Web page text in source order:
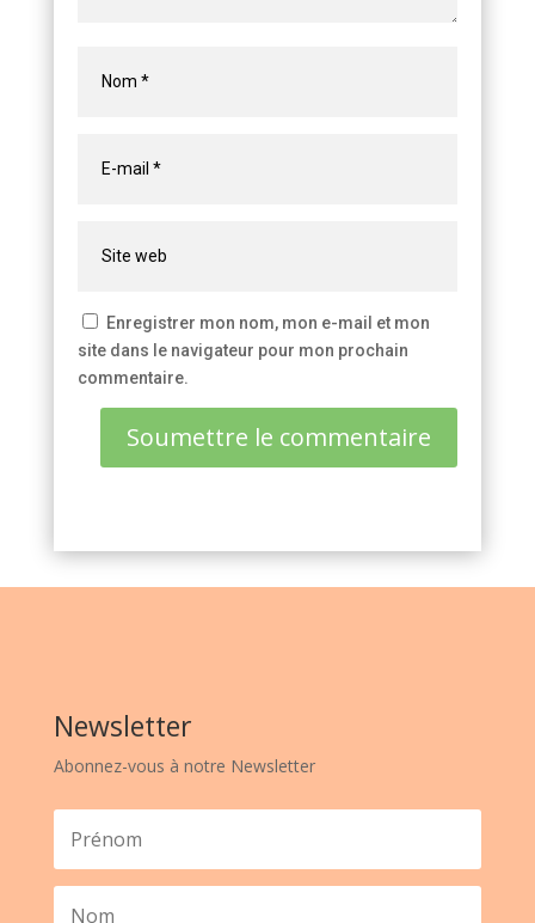
Enregistrer mon nom, mon e-mail et mon
site dans le navigateur pour mon prochain
commentaire.
Soumettre le commentaire
Newsletter
Abonnez-vous à notre Newsletter